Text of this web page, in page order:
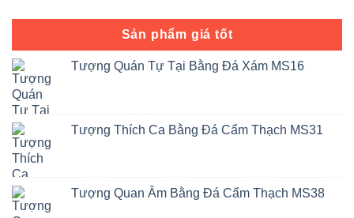
Sản phẩm giá tốt
Tượng Quán Tự Tại Bằng Đá Xám MS16
Tượng Thích Ca Bằng Đá Cẩm Thạch MS31
Tượng Quan Âm Bằng Đá Cẩm Thạch MS38